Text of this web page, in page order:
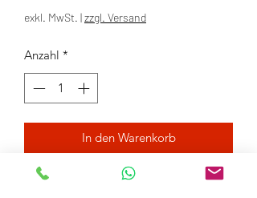
Preis
exkl. MwSt. |zzgl. Versand
Anzahl *
In den Warenkorb
Packung mit 12 Stück